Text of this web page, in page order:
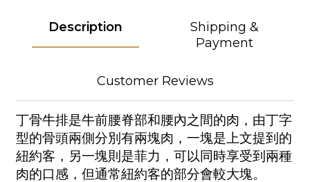
Description
Shipping &
Payment
Customer Reviews
丁骨牛排是牛前腰脊部和腰內之間的肉，由丁字
型的骨頭兩側分別有兩塊肉，一塊是上文提到的
紐約客，另一塊則是菲力，可以同時享受到兩種
肉的口感，但通常紐約客的部分會較大塊。